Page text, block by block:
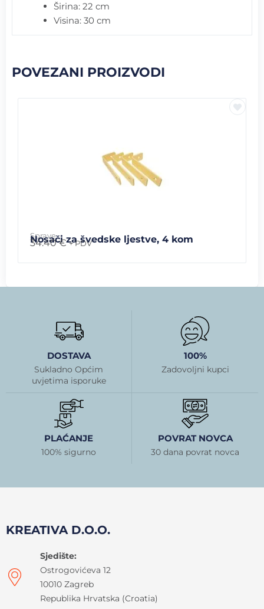
Širina: 22 cm
Visina: 30 cm
POVEZANI PROIZVODI
Sprave
Nosači za švedske ljestve, 4 kom
34.40€ + PDV
DOSTAVA
Sukladno Općim
uvjetima isporuke
100%
Zadovoljni kupci
PLAĆANJE
100% sigurno
POVRAT NOVCA
30 dana povrat novca
KREATIVA D.O.O.
Sjedište:
Ostrogovićeva 12
10010 Zagreb
Republika Hrvatska (Croatia)